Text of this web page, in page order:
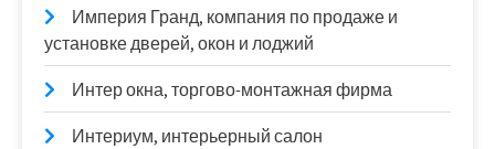
Империя Гранд, компания по продаже и
установке дверей, окон и лоджий
Интер окна, торгово-монтажная фирма
Интериум, интерьерный салон